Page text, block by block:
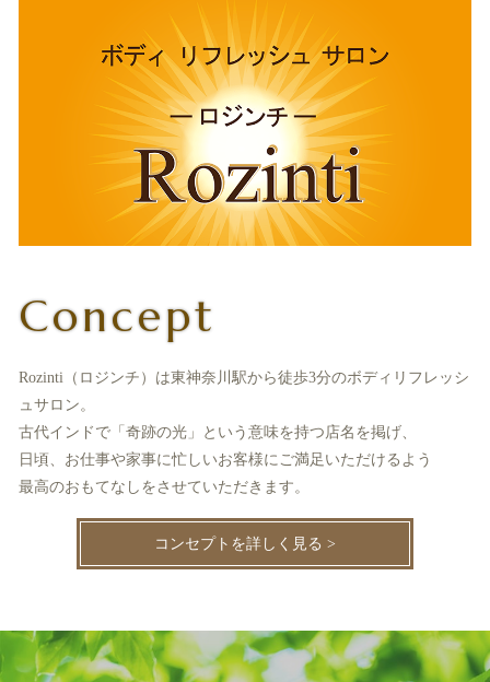
Concept
Rozinti（ロジンチ）は東神奈川駅から徒歩3分のボディリフレッシ
ュサロン。
古代インドで「奇跡の光」という意味を持つ店名を掲げ、
日頃、お仕事や家事に忙しいお客様にご満足いただけるよう
最高のおもてなしをさせていただきます。
コンセプトを詳しく見る >